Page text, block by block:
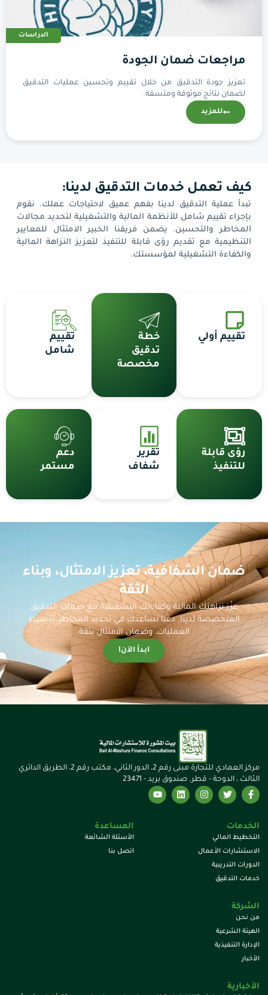
الدراسات
مراجعات ضمان الجودة
تعزيز جودة التدقيق من خلال تقييم وتحسين عمليات التدقيق
لضمان نتائج موثوقة ومتسقة.
للمزيد
كيف تعمل خدمات التدقيق لدينا:
تبدأ عملية التدقيق لدينا بفهم عميق لاحتياجات عملك. نقوم
بإجراء تقييم شامل للأنظمة المالية والتشغيلية لتحديد مجالات
المخاطر والتحسين. يضمن فريقنا الخبير الامتثال للمعايير
التنظيمية مع تقديم رؤى قابلة للتنفيذ لتعزيز النزاهة المالية
والكفاءة التشغيلية لمؤسستك.
تقييم أولي
خطة
تدقيق
مخصصة
تقييم
شامل
رؤى قابلة
للتنفيذ
تقرير
شفاف
دعم
مستمر
ضمان الشفافية، تعزيز الامتثال، وبناء
الثقة
عزّز نزاهتك المالية وكفاءتك التشغيلية مع خدمات التدقيق
المتخصصة لدينا. دعنا نساعدك في تحديد المخاطر، تبسيط
العمليات، وضمان الامتثال بثقة
ابدأ الآن!
مركز العمادي للتجارة مبنى رقم 2، الدور الثاني، مكتب رقم 2، الطريق الدائري
الثالث ، الدوحة - قطر. صندوق بريد - 23471
الخدمات
التخطيط المالي
الاستشارات الأعمال
الدورات التدريبية
خدمات التدقيق
المساعدة
الأسئلة الشائعة
اتصل بنا
الشركة
من نحن
الهيئة الشرعية
الإدارة التنفيذية
الأخبار
الأخبارية